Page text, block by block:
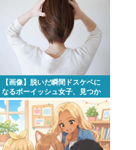
【画像】脱いだ瞬間ドスケベに
なるボーイッシュ女子、見つか
るwww